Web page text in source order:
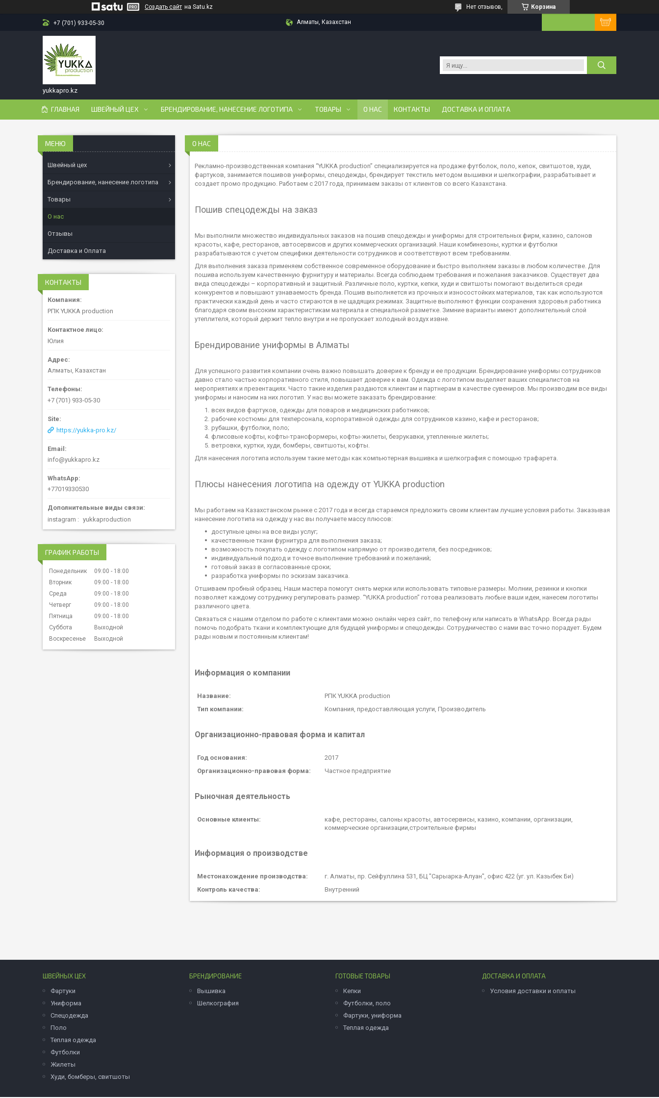
Создать сайт на Satu.kz Корзина
Нет отзывов,
+7 (701) 933-05-30 Алматы, Казахстан
yukkapro.kz
ГЛАВНАЯ ШВЕЙНЫЙ ЦЕХ БРЕНДИРОВАНИЕ, НАНЕСЕНИЕ ЛОГОТИПА ТОВАРЫ О НАС КОНТАКТЫ ДОСТАВКА И ОПЛАТА
О НАС
Рекламно-производственная компания “YUKKA production” специализируется на продаже футболок, поло, кепок, свитшотов, худи,
фартуков, занимается пошивов униформы, спецодежды, брендирует текстиль методом вышивки и шелкографии, разрабатывает и
создает промо продукцию. Работаем с 2017 года, принимаем заказы от клиентов со всего Казахстана.
Пошив спецодежды на заказ
Мы выполнили множество индивидуальных заказов на пошив спецодежды и униформы для строительных фирм, казино, салонов
красоты, кафе, ресторанов, автосервисов и других коммерческих организаций. Наши комбинезоны, куртки и футболки
разрабатываются с учетом специфики деятельности сотрудников и соответствуют всем требованиям.
Для выполнения заказа применяем собственное современное оборудование и быстро выполняем заказы в любом количестве. Для
пошива используем качественную фурнитуру и материалы. Всегда соблюдаем требования и пожелания заказчиков. Существует два
вида спецодежды – корпоративный и защитный. Различные поло, куртки, кепки, худи и свитшоты помогают выделиться среди
конкурентов и повышают узнаваемость бренда. Пошив выполняется из прочных и износостойких материалов, так как используются
практически каждый день и часто стираются в не щадящих режимах. Защитные выполняют функции сохранения здоровья работника
благодаря своим высоким характеристикам материала и специальной разметке. Зимние варианты имеют дополнительный слой
утеплителя, который держит тепло внутри и не пропускает холодный воздух извне.
Брендирование униформы в Алматы
Для успешного развития компании очень важно повышать доверие к бренду и ее продукции. Брендирование униформы сотрудников
давно стало частью корпоративного стиля, повышает доверие к вам. Одежда с логотипом выделяет ваших специалистов на
мероприятиях и презентациях. Часто такие изделия раздаются клиентам и партнерам в качестве сувениров. Мы производим все виды
униформы и наносим на них логотип. У нас вы можете заказать брендирование:
всех видов фартуков, одежды для поваров и медицинских работников;
рабочие костюмы для техперсонала, корпоративной одежды для сотрудников казино, кафе и ресторанов;
рубашки, футболки, поло;
флисовые кофты, кофты-трансформеры, кофты-жилеты, безрукавки, утепленные жилеты;
ветровки, куртки, худи, бомберы, свитшоты, кофты.
Для нанесения логотипа используем такие методы как компьютерная вышивка и шелкография с помощью трафарета.
Плюсы нанесения логотипа на одежду от YUKKA production
Мы работаем на Казахстанском рынке с 2017 года и всегда стараемся предложить своим клиентам лучшие условия работы. Заказывая
нанесение логотипа на одежду у нас вы получаете массу плюсов:
доступные цены на все виды услуг;
качественные ткани фурнитура для выполнения заказа;
возможность покупать одежду с логотипом напрямую от производителя, без посредников;
индивидуальный подход и точное выполнение требований и пожеланий;
готовый заказ в согласованные сроки;
разработка униформы по эскизам заказчика.
Отшиваем пробный образец. Наши мастера помогут снять мерки или использовать типовые размеры. Молнии, резинки и кнопки
позволяет каждому сотруднику регулировать размер. “YUKKA production” готова реализовать любые ваши идеи, нанесем логотипы
различного цвета.
Связаться с нашим отделом по работе с клиентами можно онлайн через сайт, по телефону или написать в WhatsApp. Всегда рады
помочь подобрать ткани и комплектующие для будущей униформы и спецодежды. Сотрудничество с нами вас точно порадует. Будем
рады новым и постоянным клиентам!
Информация о компании
Название:
РПК YUKKA production
Тип компании:
Компания, предоставляющая услуги, Производитель
Организационно-правовая форма и капитал
Год основания:
2017
Организационно-правовая форма:
Частное предприятие
Рыночная деятельность
Основные клиенты:
кафе, рестораны, салоны красоты, автосервисы, казино, компании, организации,
коммерческие организации,строительные фирмы
Информация о производстве
Местонахождение производства:
г. Алматы, пр. Сейфуллина 531, БЦ "Сарыарка-Алуан", офис 422 (уг. ул. Казыбек Би)
Контроль качества:
Внутренний
Швейный цех
Брендирование, нанесение логотипа
Товары
О нас
Отзывы
Доставка и Оплата
КОНТАКТЫ
РПК YUKKA production
Юлия
Алматы, Казахстан
+7 (701) 933-05-30
https://yukka-pro.kz/
info@yukkapro.kz
+77019330530
instagram yukkaproduction
ГРАФИК РАБОТЫ
Понедельник 09:00
18:00
Вторник
09:00
18:00
Среда
09:00
18:00
Четверг
09:00
18:00
Пятница
09:00
18:00
Суббота
Выходной
Воскресенье
Выходной
ШВЕЙНЫХ ЦЕХ
Фартуки
Униформа
Спецодежда
Поло
Теплая одежда
Футболки
Жилеты
Худи, бомберы, свитшоты
БРЕНДИРОВАНИЕ
Вышивка
Шелкография
ГОТОВЫЕ ТОВАРЫ
Кепки
Футболки, поло
Фартуки, униформа
Теплая одежда
ДОСТАВКА И ОПЛАТА
Условия доставки и оплаты